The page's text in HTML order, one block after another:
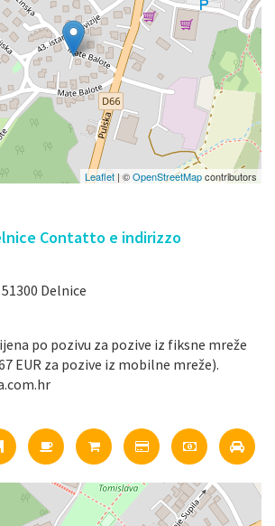
Leaflet | ©OpenStreetMapcontributors
Contatto e indirizzo
Delnice
po pozivu za pozive iz fiksne mreže
EUR za pozive iz mobilne mreže).